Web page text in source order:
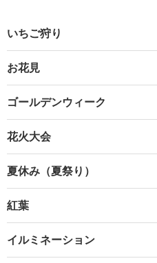
いちご狩り
お花見
ゴールデンウィーク
花火大会
夏休み（夏祭り）
紅葉
イルミネーション